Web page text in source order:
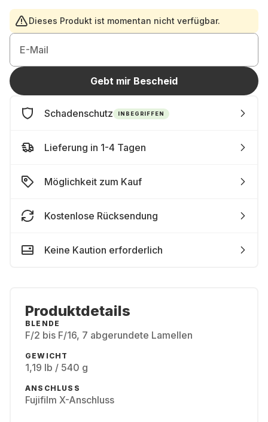
Dieses Produkt ist momentan nicht verfügbar.
E-Mail
Gebt mir Bescheid
Schadenschutz INBEGRIFFEN
Lieferung in 1-4 Tagen
Möglichkeit zum Kauf
Kostenlose Rücksendung
Keine Kaution erforderlich
Produktdetails
BLENDE
F/2 bis F/16, 7 abgerundete Lamellen
GEWICHT
1,19 lb / 540 g
ANSCHLUSS
Fujifilm X-Anschluss